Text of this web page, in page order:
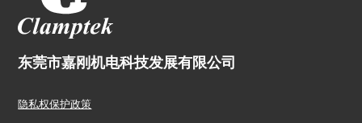
东莞市嘉刚机电科技发展有限公司
隐私权保护政策